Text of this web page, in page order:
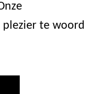
plezier te woord